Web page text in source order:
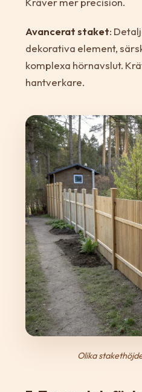
Avancerat staket:
dekorativa element,
komplexa hörnavslut.
hantverkare.
Olika